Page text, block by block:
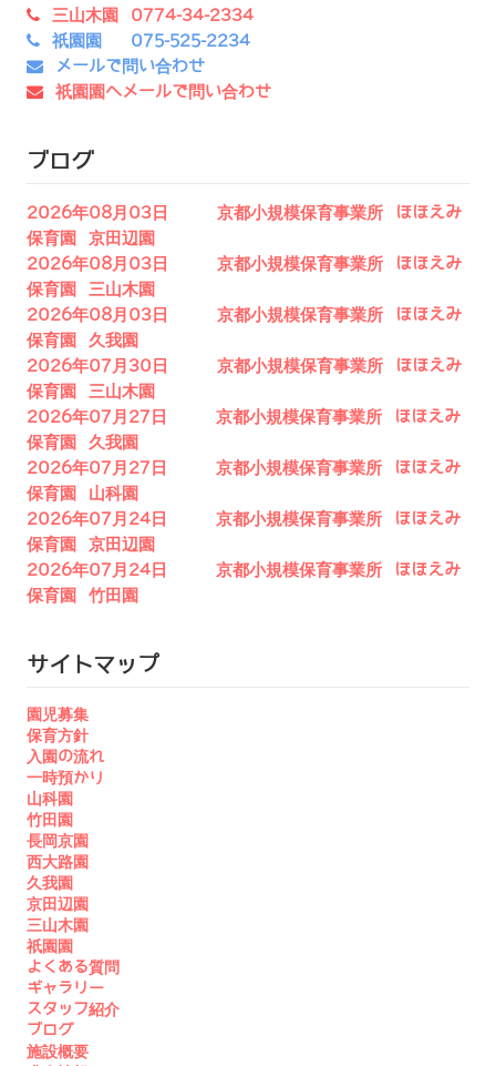
三山木園 0774-34-2334
祇園園 075-525-2234
メールで問い合わせ
祇園園へメールで問い合わせ
ブログ
2026年08月03日 京都小規模保育事業所 ほほえみ
保育園 京田辺園
2026年08月03日 京都小規模保育事業所 ほほえみ
保育園 三山木園
2026年08月03日 京都小規模保育事業所 ほほえみ
保育園 久我園
2026年07月30日 京都小規模保育事業所 ほほえみ
保育園 三山木園
2026年07月27日 京都小規模保育事業所 ほほえみ
保育園 久我園
2026年07月27日 京都小規模保育事業所 ほほえみ
保育園 山科園
2026年07月24日 京都小規模保育事業所 ほほえみ
保育園 京田辺園
2026年07月24日 京都小規模保育事業所 ほほえみ
保育園 竹田園
サイトマップ
園児募集
保育方針
入園の流れ
一時預かり
山科園
竹田園
長岡京園
西大路園
久我園
京田辺園
三山木園
祇園園
よくある質問
ギャラリー
スタッフ紹介
ブログ
施設概要